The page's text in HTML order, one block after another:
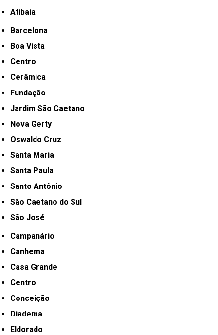
Atibaia
Barcelona
Boa Vista
Centro
Cerâmica
Fundação
Jardim São Caetano
Nova Gerty
Oswaldo Cruz
Santa Maria
Santa Paula
Santo Antônio
São Caetano do Sul
São José
Campanário
Canhema
Casa Grande
Centro
Conceição
Diadema
Eldorado